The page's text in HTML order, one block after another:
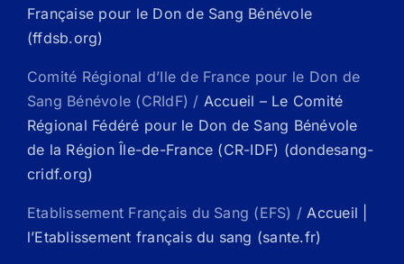
Française pour le Don de Sang Bénévole
(ffdsb.org)
Comité Régional d’Ile de France pour le Don de
Sang Bénévole (CRIdF) / Accueil – Le Comité
Régional Fédéré pour le Don de Sang Bénévole
de la Région Île-de-France (CR-IDF) (dondesang-
cridf.org)
Etablissement Français du Sang (EFS) /Accueil |
l’Etablissement français du sang (sante.fr)